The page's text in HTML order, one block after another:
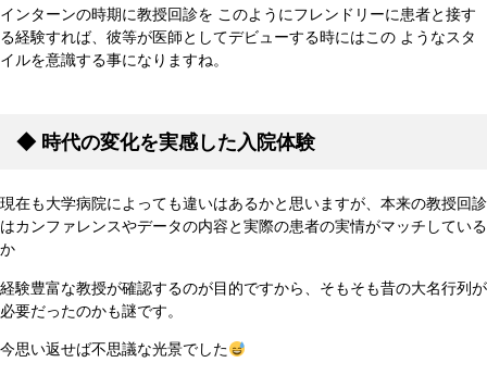
インターンの時期に教授回診を このようにフレンドリーに患者と接す
る経験すれば、彼等が医師としてデビューする時にはこの ようなスタ
イルを意識する事になりますね。
◆ 時代の変化を実感した入院体験
現在も大学病院によっても違いはあるかと思いますが、本来の教授回診
はカンファレンスやデータの内容と実際の患者の実情がマッチしている
か
経験豊富な教授が確認するのが目的ですから、そもそも昔の大名行列が
必要だったのかも謎です。
今思い返せば不思議な光景でした